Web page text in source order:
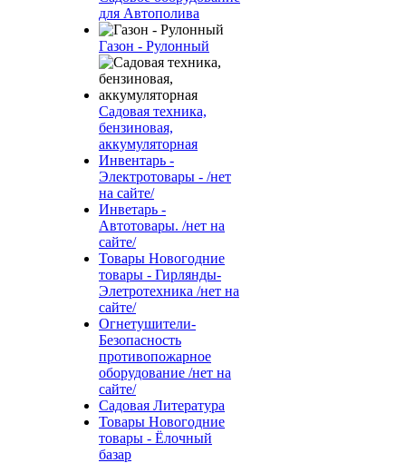
для Автополива
Газон - Рулонный
Садовая техника,
бензиновая,
аккумуляторная
Инвентарь -
Электротовары - /нет
на сайте/
Инветарь -
Автотовары. /нет на
сайте/
Товары Новогодние
товары - Гирлянды-
Элетротехника /нет на
сайте/
Огнетушители-
Безопасность
противопожарное
оборудование /нет на
сайте/
Садовая Литература
Товары Новогодние
товары - Ёлочный
базар